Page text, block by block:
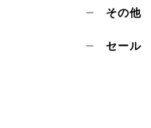
その他
セール